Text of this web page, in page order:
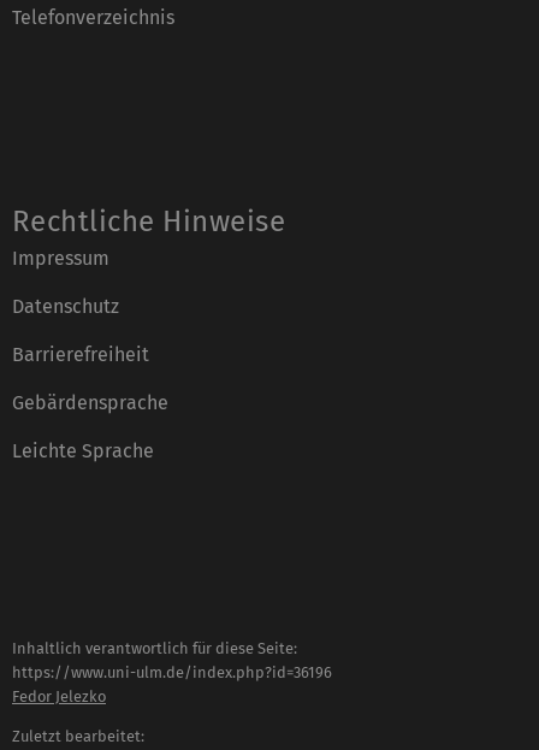
Telefonverzeichnis
Rechtliche Hinweise
Impressum
Datenschutz
Barrierefreiheit
Gebärdensprache
Leichte Sprache
Inhaltlich verantwortlich für diese Seite:
https://www.uni-ulm.de/index.php?id=36196
Fedor Jelezko
Zuletzt bearbeitet: